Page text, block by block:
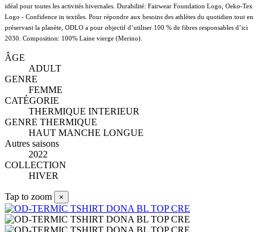
idéal pour toutes les activités hivernales. Durabilité: Fairwear Foundation Logo, Oeko-Tex
Logo - Confidence in textiles. Pour répondre aux besoins des athlètes du quotidien tout en
préservant la planète, ODLO a pour objectif d’utiliser 100 % de fibres responsables d’ici
2030. Composition: 100% Laine vierge (Merino).
ÂGE
ADULT
GENRE
FEMME
CATÉGORIE
THERMIQUE INTERIEUR
GENRE THERMIQUE
HAUT MANCHE LONGUE
Autres saisons
2022
COLLECTION
HIVER
Tap to zoom ×